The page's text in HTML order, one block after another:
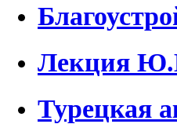
Лекция
Турецкая